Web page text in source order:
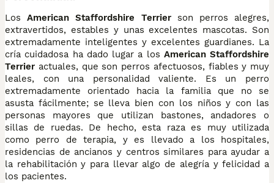
LosAmerican Staffordshire Terrierson perros alegres,
extravertidos, estables y unas excelentes mascotas. Son
extremadamente inteligentes y excelentes guardianes. La
cría cuidadosa ha dado lugar a los American Staffordshire
Terrier actuales, que son perros afectuosos, fiables y muy
leales, con una personalidad valiente. Es un perro
extremadamente orientado hacia la familia que no se
asusta fácilmente; se lleva bien con los niños y con las
personas mayores que utilizan bastones, andadores o
sillas de ruedas. De hecho, esta raza es muy utilizada
como perro de terapia, y es llevado a los hospitales,
residencias de ancianos y centros similares para ayudar a
la rehabilitación y para llevar algo de alegría y felicidad a
los pacientes.